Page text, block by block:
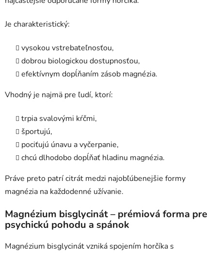
Je charakteristický:
vysokou vstrebateľnosťou,
dobrou biologickou dostupnosťou,
efektívnym dopĺňaním zásob magnézia.
Vhodný je najmä pre ľudí, ktorí:
trpia svalovými kŕčmi,
športujú,
pociťujú únavu a vyčerpanie,
chcú dlhodobo dopĺňať hladinu magnézia.
Práve preto patrí citrát medzi najobľúbenejšie formy
magnézia na každodenné užívanie.
Magnézium bisglycinát – prémiová forma pre
psychickú pohodu a spánok
Magnézium bisglycinát vzniká spojením horčíka s